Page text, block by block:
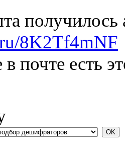
получилось
8K2Tf4mNF
почте есть